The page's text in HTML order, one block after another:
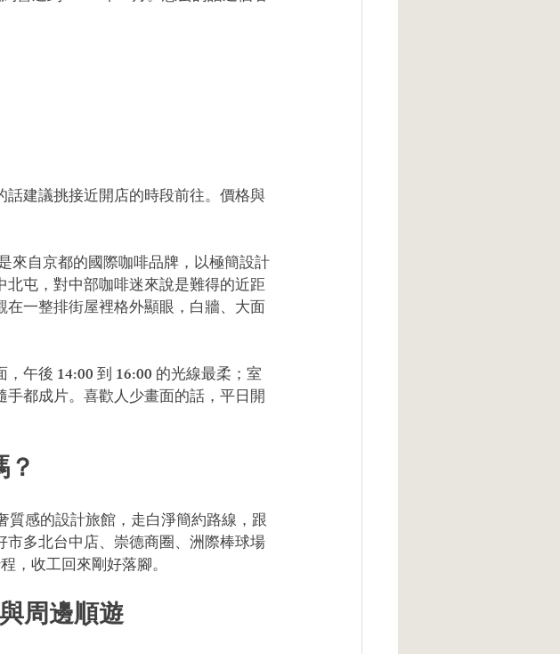
建議挑接近開店的時段前往。價格與
來自京都的國際咖啡品牌，以極簡設計
屯，對中部咖啡迷來說是難得的近距
一整排街屋裡格外顯眼，白牆、大面
午後 14:00 到 16:00 的光線最柔；室
都成片。喜歡人少畫面的話，平日開
感的設計旅館，走白淨簡約路線，跟
多北台中店、崇德商圈、洲際棒球場
，收工回來剛好落腳。
周邊順遊